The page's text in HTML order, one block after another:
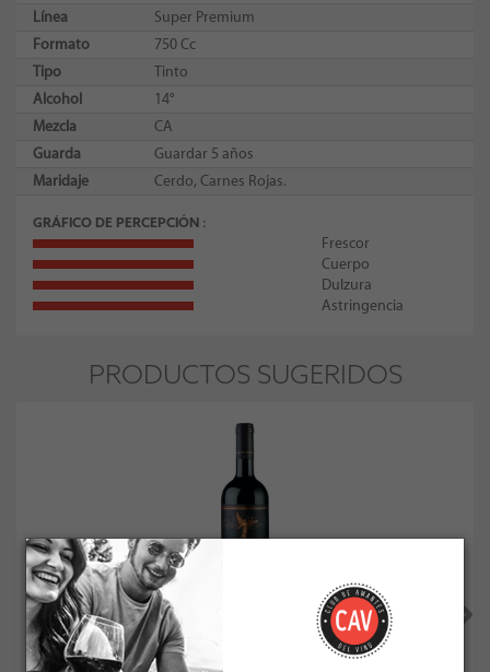
Línea
Super Premium
Formato
750 Cc
Tipo
Tinto
Alcohol
14°
Mezcla
CA
Guarda
Guardar 5 años
Maridaje
Cerdo, Carnes Rojas.
GRÁFICO DE PERCEPCIÓN
Frescor
Cuerpo
Dulzura
Astringencia
PRODUCTOS SUGERIDOS
Montes Alpha Special Cuvee Carmenere 2022